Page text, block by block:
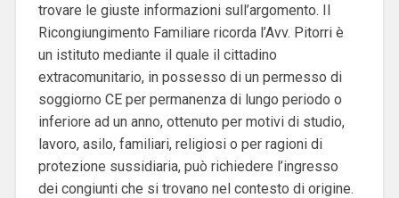
trovare le giuste informazioni sull’argomento. Il
Ricongiungimento Familiare ricorda l’Avv. Pitorri è
un istituto mediante il quale il cittadino
extracomunitario, in possesso di un permesso di
soggiorno CE per permanenza di lungo periodo o
inferiore ad un anno, ottenuto per motivi di studio,
lavoro, asilo, familiari, religiosi o per ragioni di
protezione sussidiaria, può richiedere l’ingresso
dei congiunti che si trovano nel contesto di origine.